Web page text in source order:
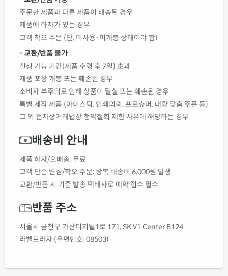
주문한 제품과 다른 제품이 배송된 경우
제품에 하자가 있는 경우
고객 착오 주문 (단, 미사용·미개봉 상태여야 함)
- 교환/반품 불가
신청 가능 기간(제품 수령 후 7일) 초과
제품 포장 개봉 또는 훼손된 경우
소비자 부주의로 인해 상품이 멸실 또는 훼손된 경우
특별 제작 제품 (아이스틱, 인쇄의뢰, 프로슈머, 대량 맞춤 주문 등)
그 외 전자상거래법상 청약철회 제한 사유에 해당하는 경우
배송비 안내
제품 하자/오배송: 무료
고객 단순 변심/착오 주문: 왕복 배송비 6,000원 발생
교환/반품 시 기존 발송 택배사로 예약 접수 필수
반품 주소
서울시 금천구 가산디지털1로 171, SK V1 Center B124
라벨프라자 (우편번호: 08503)